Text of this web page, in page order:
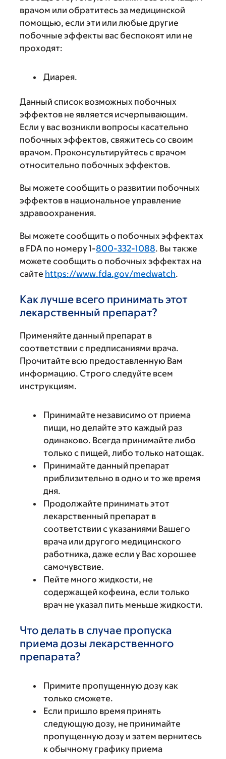
врачом или обратитесь за медицинской
помощью, если эти или любые другие
побочные эффекты вас беспокоят или не
проходят:
Диарея.
Данный список возможных побочных
эффектов не является исчерпывающим.
Если у вас возникли вопросы касательно
побочных эффектов, свяжитесь со своим
врачом. Проконсультируйтесь с врачом
относительно побочных эффектов.
Вы можете сообщить о развитии побочных
эффектов в национальное управление
здравоохранения.
Вы можете сообщить о побочных эффектах
в FDA по номеру 1-800-332-1088. Вы также
можете сообщить о побочных эффектах на
сайте https://www.fda.gov/medwatch.
Как лучше всего принимать этот
лекарственный препарат?
Применяйте данный препарат в
соответствии с предписаниями врача.
Прочитайте всю предоставленную Вам
информацию. Строго следуйте всем
инструкциям.
Принимайте независимо от приема
пищи, но делайте это каждый раз
одинаково. Всегда принимайте либо
только с пищей, либо только натощак.
Принимайте данный препарат
приблизительно в одно и то же время
дня.
Продолжайте принимать этот
лекарственный препарат в
соответствии с указаниями Вашего
врача или другого медицинского
работника, даже если у Вас хорошее
самочувствие.
Пейте много жидкости, не
содержащей кофеина, если только
врач не указал пить меньше жидкости.
Что делать в случае пропуска
приема дозы лекарственного
препарата?
Примите пропущенную дозу как
только сможете.
Если пришло время принять
следующую дозу, не принимайте
пропущенную дозу и затем вернитесь
к обычному графику приема